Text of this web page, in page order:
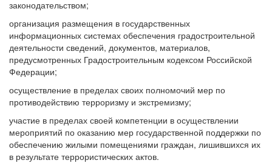
законодательством;
организация размещения в государственных
информационных системах обеспечения градостроительной
деятельности сведений, документов, материалов,
предусмотренных Градостроительным кодексом Российской
Федерации;
осуществление в пределах своих полномочий мер по
противодействию терроризму и экстремизму;
участие в пределах своей компетенции в осуществлении
мероприятий по оказанию мер государственной поддержки по
обеспечению жилыми помещениями граждан, лишившихся их
в результате террористических актов.